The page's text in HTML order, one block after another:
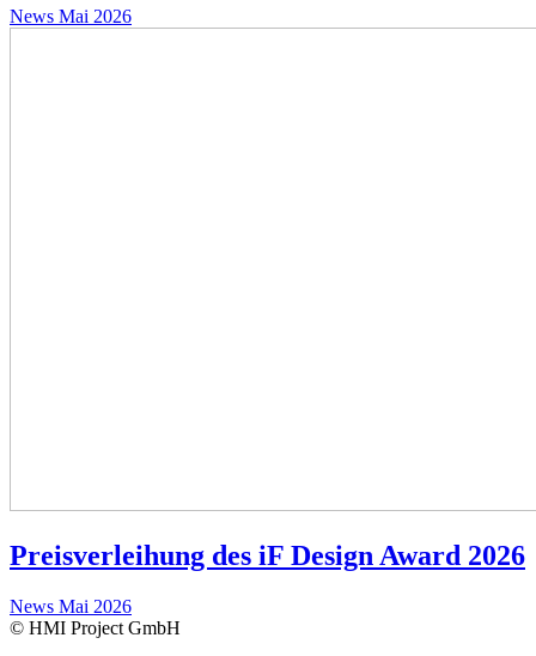
News Mai 2026
Preisverleihung des iF Design Award 2026
News Mai 2026
© HMI Project GmbH